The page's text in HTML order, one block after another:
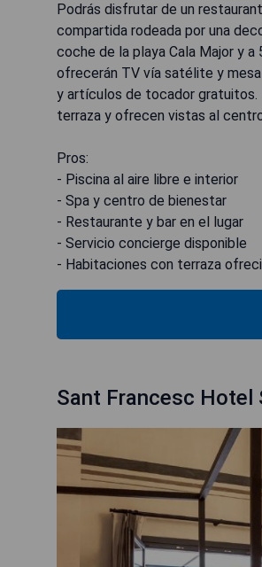
Podrás disfrutar de un
compartida rodeada por una
coche de la playa Cala Major y
ofrecerán TV vía satélite y
y artículos de tocador gratuitos.
terraza y ofrecen vistas al
Pros:
- Piscina al aire libre e interior
- Spa y centro de bienestar
- Restaurante y bar en el lugar
- Servicio concierge disponible
- Habitaciones con terraza
Sant Francesc Hotel